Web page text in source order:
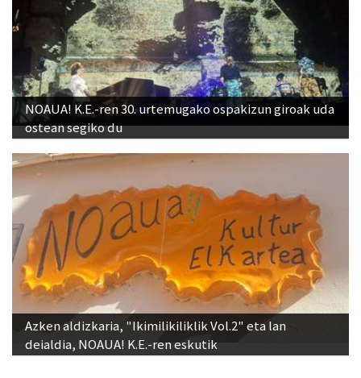
NOAUA! K.E.-ren 30. urtemugako ospakizun giroak uda
ostean segiko du
Azken aldizkaria, "Ikimilikiliklik Vol.2" eta lan
deialdia, NOAUA! K.E.-ren eskutik